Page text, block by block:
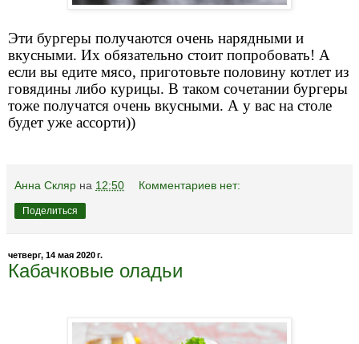
Эти бургеры получаются очень нарядными и
вкусными. Их обязательно стоит попробовать! А
если вы едите мясо, приготовьте половину котлет из
говядины либо курицы. В таком сочетании бургеры
тоже получатся очень вкусными. А у вас на столе
будет уже ассорти))
Анна Скляр на 12:50 Комментариев нет:
Поделиться
четверг, 14 мая 2020 г.
Кабачковые оладьи